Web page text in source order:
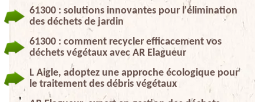
61300 : solutions innovantes pour l'élimination
des déchets de jardin
61300 : comment recycler efficacement vos
déchets végétaux avec AR Elagueur
L Aigle, adoptez une approche écologique pour
le traitement des débris végétaux